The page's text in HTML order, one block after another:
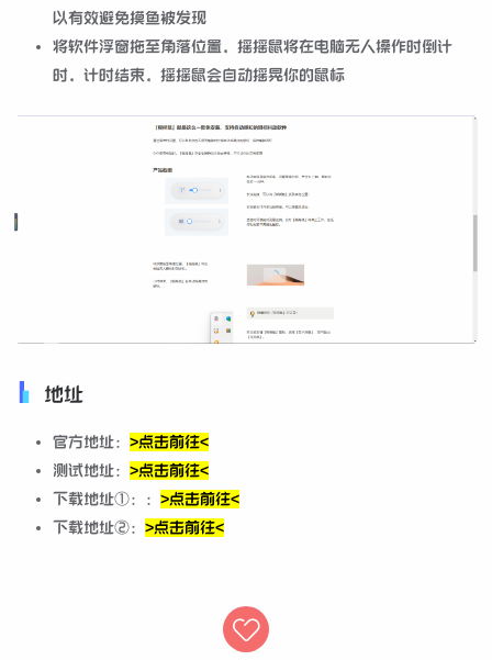
以有效避免摸鱼被发现
将软件浮窗拖至角落位置，摇摇鼠将在电脑无人操作时倒计
时，计时结束，摇摇鼠会自动摇晃你的鼠标
地址
官方地址： >点击前往<
测试地址： >点击前往<
下载地址①：： >点击前往<
下载地址②： >点击前往<